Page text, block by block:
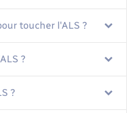
toucher l'ALS ?
?
?